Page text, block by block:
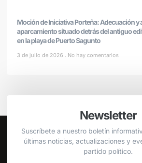
Moción de Iniciativa Porteña: Adecuación y
aparcamiento situado detrás del antiguo
en la playa de Puerto Sagunto
3 de julio de 2026 No hay comentarios
Newsletter
Suscríbete a nuestro boletín
últimas noticias, actualizaciones y
partido político.